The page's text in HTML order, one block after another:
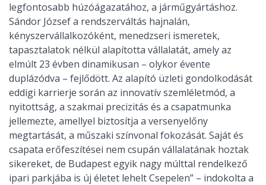
legfontosabb húzóágazatához, a járműgyártáshoz.
Sándor József a rendszerváltás hajnalán,
kényszervállalkozóként, menedzseri ismeretek,
tapasztalatok nélkül alapította vállalatát, amely az
elmúlt 23 évben dinamikusan – olykor évente
duplázódva – fejlődött. Az alapító üzleti gondolkodását
eddigi karrierje során az innovatív szemléletmód, a
nyitottság, a szakmai precizitás és a csapatmunka
jellemezte, amellyel biztosítja a versenyelőny
megtartását, a műszaki színvonal fokozását. Saját és
csapata erőfeszítései nem csupán vállalatának hoztak
sikereket, de Budapest egyik nagy múlttal rendelkező
ipari parkjába is új életet lehelt Csepelen” – indokolta a